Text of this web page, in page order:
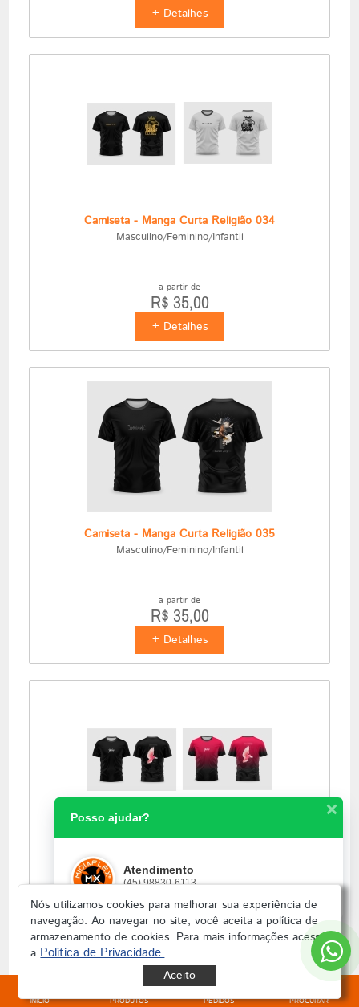
+ Detalhes
Camiseta - Manga Curta Religião 034
Masculino/Feminino/Infantil
a partir de
R$ 35,00
+ Detalhes
Camiseta - Manga Curta Religião 035
Masculino/Feminino/Infantil
a partir de
R$ 35,00
+ Detalhes
Masculino/Feminino/Infantil
R$ 35,00
+ Detalhes
INÍCIO PRODUTOS PEDIDOS PROCURAR
Nós utilizamos cookies para melhorar sua experiência de
navegação. Ao navegar no site, você aceita a política de
armazenamento de cookies. Para mais informações acesse
a Política de Privacidade.
Aceito
Posso ajudar?
Atendimento
(45) 98830-6113